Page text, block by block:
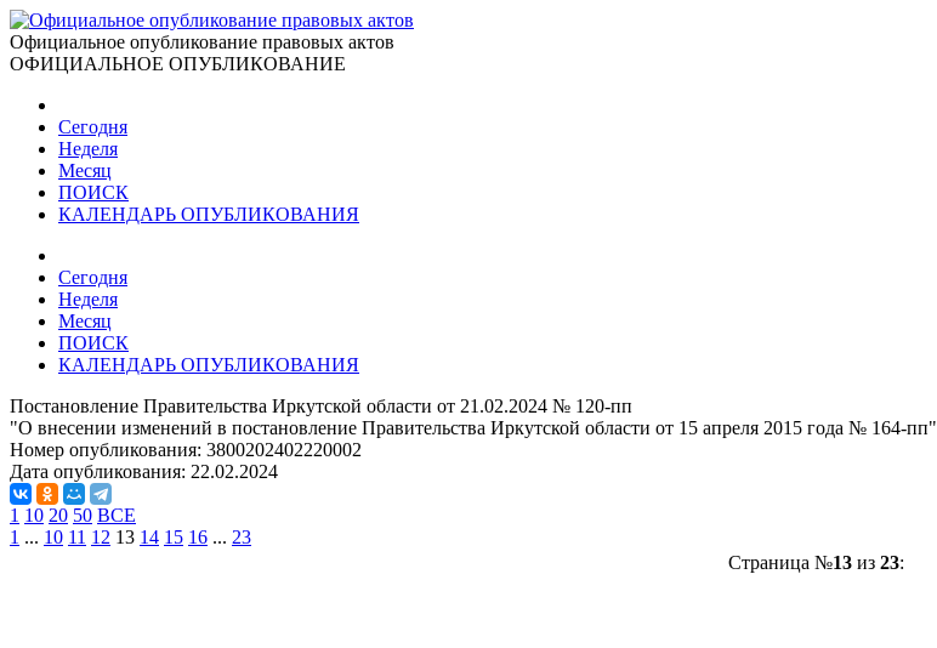
Официальное опубликование правовых актов
ОФИЦИАЛЬНОЕ ОПУБЛИКОВАНИЕ
Сегодня
Неделя
Месяц
ПОИСК
КАЛЕНДАРЬ ОПУБЛИКОВАНИЯ
Сегодня
Неделя
Месяц
ПОИСК
КАЛЕНДАРЬ ОПУБЛИКОВАНИЯ
Постановление Правительства Иркутской области от 21.02.2024 № 120-пп
"О внесении изменений в постановление Правительства Иркутской области от 15 апреля 2015 года № 164-пп"
Номер опубликования: 3800202402220002
Дата опубликования: 22.02.2024
1 10 20 50 ВСЕ
1 ... 10 11 12 13 14 15 16 ... 23
Страница №13из 23: